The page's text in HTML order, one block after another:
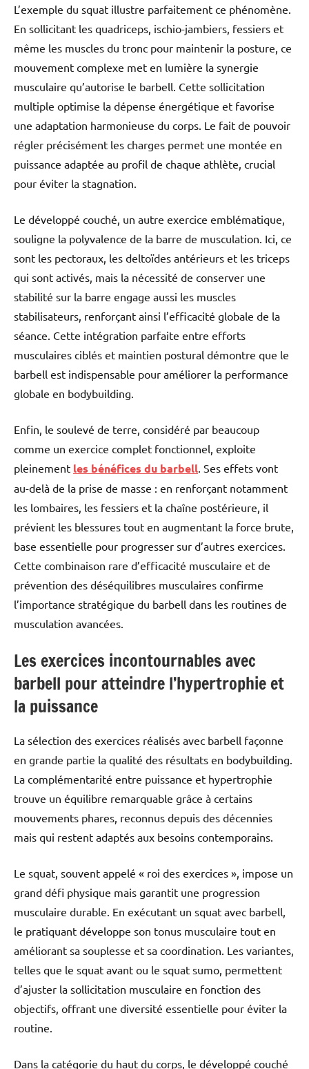
L’exemple du squat illustre parfaitement ce phénomène.
En sollicitant les quadriceps, ischio-jambiers, fessiers et
même les muscles du tronc pour maintenir la posture, ce
mouvement complexe met en lumière la synergie
musculaire qu’autorise le barbell. Cette sollicitation
multiple optimise la dépense énergétique et favorise
une adaptation harmonieuse du corps. Le fait de pouvoir
régler précisément les charges permet une montée en
puissance adaptée au profil de chaque athlète, crucial
pour éviter la stagnation.
Le développé couché, un autre exercice emblématique,
souligne la polyvalence de la barre de musculation. Ici, ce
sont les pectoraux, les deltoïdes antérieurs et les triceps
qui sont activés, mais la nécessité de conserver une
stabilité sur la barre engage aussi les muscles
stabilisateurs, renforçant ainsi l’efficacité globale de la
séance. Cette intégration parfaite entre efforts
musculaires ciblés et maintien postural démontre que le
barbell est indispensable pour améliorer la performance
globale en bodybuilding.
Enfin, le soulevé de terre, considéré par beaucoup
comme un exercice complet fonctionnel, exploite
pleinement les bénéfices du barbell. Ses effets vont
au-delà de la prise de masse : en renforçant notamment
les lombaires, les fessiers et la chaîne postérieure, il
prévient les blessures tout en augmentant la force brute,
base essentielle pour progresser sur d’autres exercices.
Cette combinaison rare d’efficacité musculaire et de
prévention des déséquilibres musculaires confirme
l’importance stratégique du barbell dans les routines de
musculation avancées.
Les exercices incontournables avec
barbell pour atteindre l’hypertrophie et
la puissance
La sélection des exercices réalisés avec barbell façonne
en grande partie la qualité des résultats en bodybuilding.
La complémentarité entre puissance et hypertrophie
trouve un équilibre remarquable grâce à certains
mouvements phares, reconnus depuis des décennies
mais qui restent adaptés aux besoins contemporains.
Le squat, souvent appelé « roi des exercices », impose un
grand défi physique mais garantit une progression
musculaire durable. En exécutant un squat avec barbell,
le pratiquant développe son tonus musculaire tout en
améliorant sa souplesse et sa coordination. Les variantes,
telles que le squat avant ou le squat sumo, permettent
d’ajuster la sollicitation musculaire en fonction des
objectifs, offrant une diversité essentielle pour éviter la
routine.
Dans la catégorie du haut du corps, le développé couché